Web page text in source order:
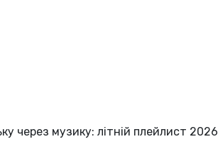
через музику: літній плейлист 2026